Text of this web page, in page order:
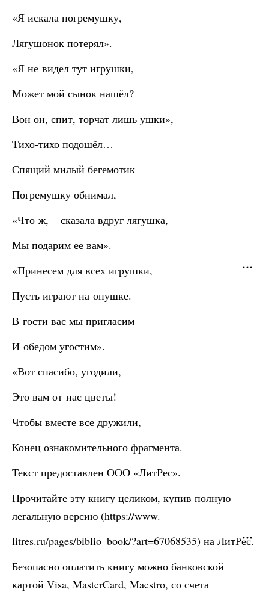
«Я искала погремушку,
Лягушонок потерял».
«Я не видел тут игрушки,
Может мой сынок нашёл?
Вон он, спит, торчат лишь ушки»,
Тихо-тихо подошёл…
Спящий милый бегемотик
Погремушку обнимал,
«Что ж, – сказала вдруг лягушка, —
Мы подарим ее вам».
«Принесем для всех игрушки,
Пусть играют на опушке.
В гости вас мы пригласим
И обедом угостим».
«Вот спасибо, угодили,
Это вам от нас цветы!
Чтобы вместе все дружили,
Конец ознакомительного фрагмента.
Текст предоставлен ООО «ЛитРес».
Прочитайте эту книгу целиком, купив полную
легальную версию (https://www.
litres.ru/pages/biblio_book/?art=67068535) на ЛитРес.
Безопасно оплатить книгу можно банковской
картой Visa, MasterCard, Maestro, со счета